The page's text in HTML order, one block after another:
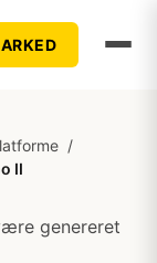
/
II
genereret